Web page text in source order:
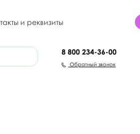
и реквизиты
8 800 234-36-00
Обратный звонок